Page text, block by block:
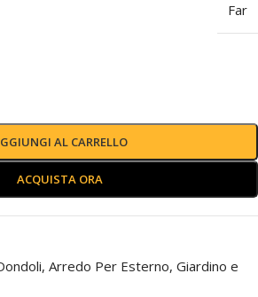
Far
AL CARRELLO
ACQUISTA ORA
, Arredo Per Esterno, Giardino e